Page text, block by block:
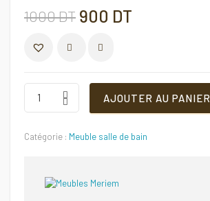
1000DT Le
prix
initial
était :
900 DT
actuel
est :
Éléments
salle
de
Quantité
AJOUTER AU PANIER
Catégorie : Meuble salle de bain